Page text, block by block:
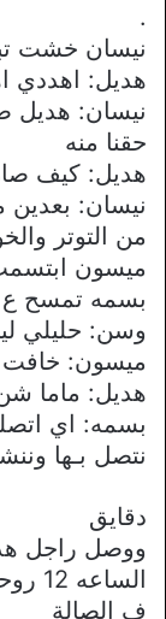
.
نيسان خشت
هديل:
نيسان: هديل
حقنا منه
هديل: كيف
نيسان:
من التوتر
ميسون
بسمه تمسح ع
وسن: حليلي
ميسون:
هديل: ماما
بسمه: اي
نتصل بـها
دقايق
ووصل راجل
الساعه 12 روحو من المستشفى
ف الصالة